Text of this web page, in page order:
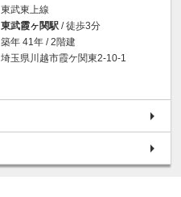
東武東上線
東武霞ヶ関駅 / 徒歩3分
築年 41年 / 2階建
埼玉県川越市霞ケ関東2-10-1